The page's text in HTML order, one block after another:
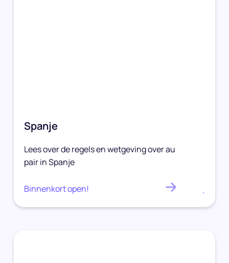
Spanje
Lees over de regels en wetgeving over au
pair in Spanje
Binnenkort open! .